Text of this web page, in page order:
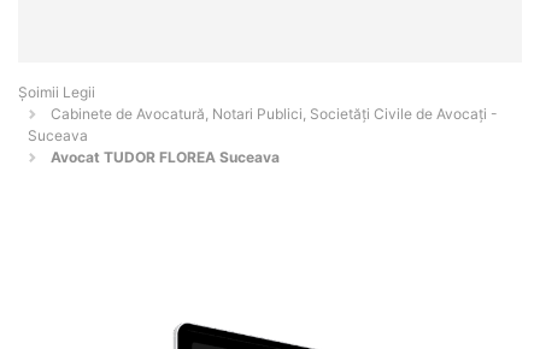
Șoimii Legii
Cabinete de Avocatură, Notari Publici, Societăți Civile de Avocați -
Suceava
Avocat TUDOR FLOREA Suceava